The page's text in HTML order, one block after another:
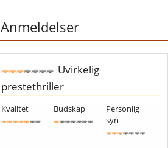
Anmeldelser
Uvirkelig
prestethriller
Kvalitet Budskap
Personlig
syn